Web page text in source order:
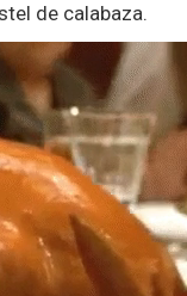
de calabaza.